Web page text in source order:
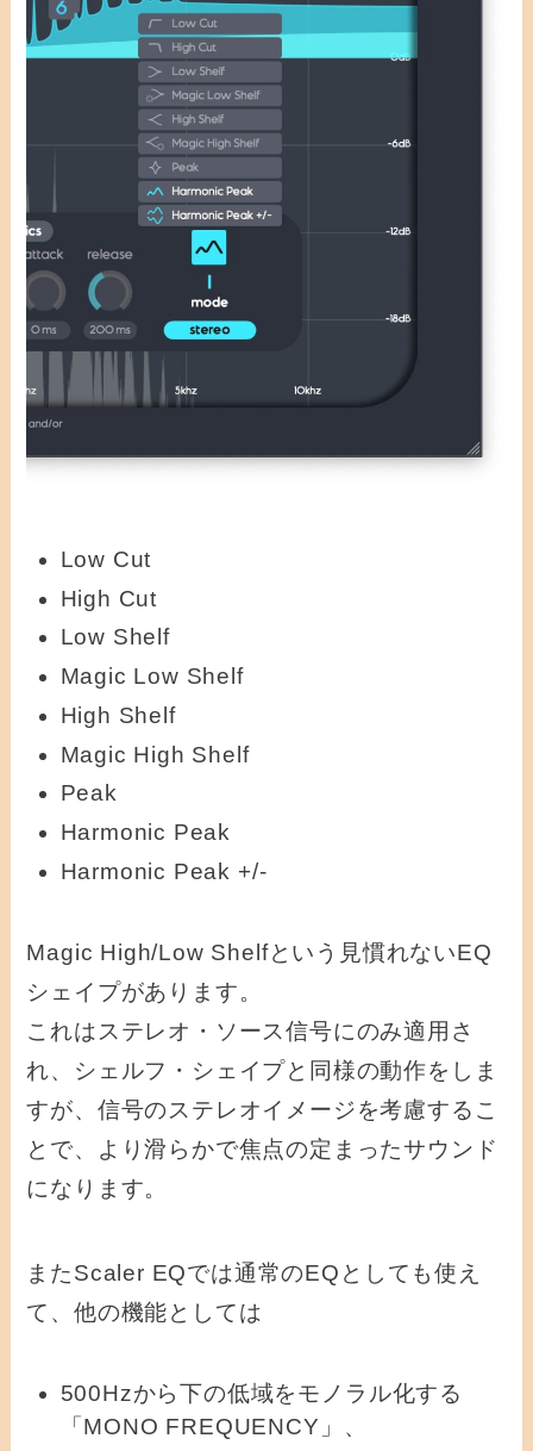
Low Cut
High Cut
Low Shelf
Magic Low Shelf
High Shelf
Magic High Shelf
Peak
Harmonic Peak
Harmonic Peak +/-
Magic High/Low Shelfという見慣れないEQ
シェイプがあります。
これはステレオ・ソース信号にのみ適用さ
れ、シェルフ・シェイプと同様の動作をしま
すが、信号のステレオイメージを考慮するこ
とで、より滑らかで焦点の定まったサウンド
になります。
またScaler EQでは通常のEQとしても使え
て、他の機能としては
500Hzから下の低域をモノラル化する
「MONO FREQUENCY」、